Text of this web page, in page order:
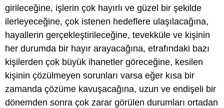
girileceğine, işlerin çok hayırlı ve güzel bir şekilde
ilerleyeceğine, çok istenen hedeflere ulaşılacağına,
hayallerin gerçekleştirileceğine, tevekküle ve kişinin
her durumda bir hayır arayacağına, etrafındaki bazı
kişilerden çok büyük ihanetler göreceğine, kesilen
kişinin çözülmeyen sorunları varsa eğer kısa bir
zamanda çözüme kavuşacağına, uzun ve endişeli bir
dönemden sonra çok zarar görülen durumları ortadan